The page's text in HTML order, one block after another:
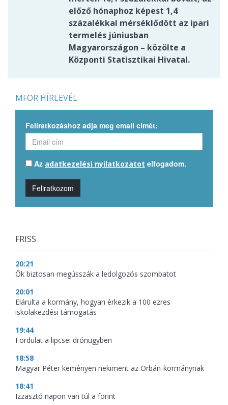
előző hónaphoz képest 1,4
százalékkal mérséklődött az ipari
termelés júniusban
Magyarországon – közölte a
Központi Statisztikai Hivatal.
MFOR HÍRLEVÉL
Feliratkozáshoz adja meg email címét:
Az adatkezelési nyilatkozatot elfogadom.
Feliratkozom
FRISS
20:21
Ők biztosan megússzák a ledolgozós szombatot
20:01
Elárulta a kormány, hogyan érkezik a 100 ezres
iskolakezdési támogatás
19:44
Fordulat a lipcsei drónügyben
18:58
Magyar Péter keményen nekiment az Orbán-kormánynak
18:41
Izzasztó napon van túl a forint